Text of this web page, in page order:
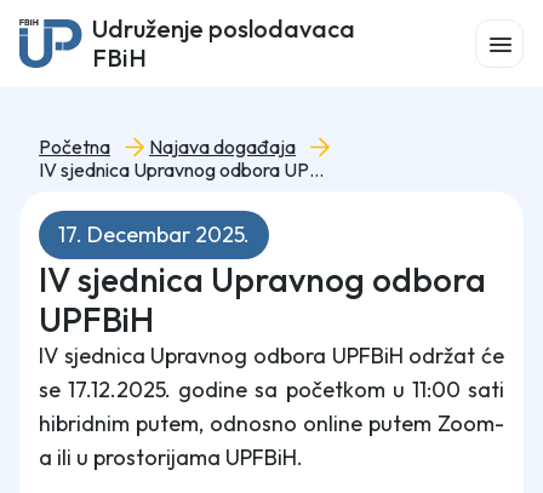
Udruženje poslodavaca
FBiH
Početna
Najava događaja
IV sjednica Upravnog odbora UPFBiH
17. Decembar 2025.
IV sjednica Upravnog odbora
UPFBiH
IV sjednica Upravnog odbora UPFBiH održat će
se 17.12.2025. godine sa početkom u 11:00 sati
hibridnim putem, odnosno online putem Zoom-
a ili u prostorijama UPFBiH.